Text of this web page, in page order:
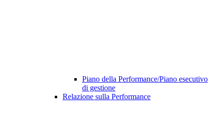
Piano della Performance/Piano esecutivo
di gestione
Relazione sulla Performance